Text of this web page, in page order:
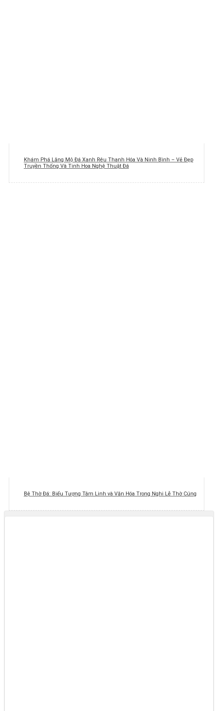
Khám Phá Lăng Mộ Đá Xanh Rêu Thanh Hóa Và Ninh Bình – Vẻ Đẹp
Truyền Thống Và Tinh Hoa Nghệ Thuật Đá
Bệ Thờ Đá: Biểu Tượng Tâm Linh và Văn Hóa Trong Nghi Lễ Thờ Cúng